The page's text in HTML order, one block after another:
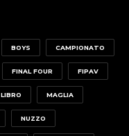
BOYS CAMPIONATO
FINAL FOUR FIPAV
LIBRO MAGLIA
NUZZO